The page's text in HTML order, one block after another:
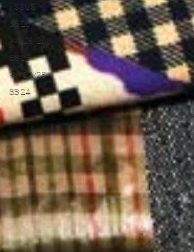
FOCUS
SS 26
FW 25/26
SS 25
FW 24/25
SS 24